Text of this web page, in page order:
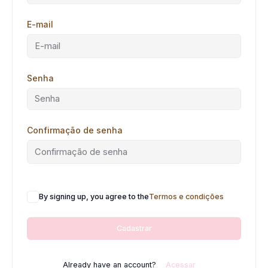
E-mail
Senha
Confirmação de senha
By signing up, you agree to theTermos e condições
Cadastrar
Already have an account? Acessar